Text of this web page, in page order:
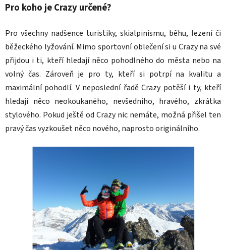
Pro koho je Crazy určené?
Pro všechny nadšence turistiky, skialpinismu, běhu, lezení či
běžeckého lyžování. Mimo sportovní oblečení si u Crazy na své
přijdou i ti, kteří hledají něco pohodlného do města nebo na
volný čas. Zároveň je pro ty, kteří si potrpí na kvalitu a
maximální pohodlí. V neposlední řadě Crazy potěší i ty, kteří
hledají něco neokoukaného, nevšedního, hravého, zkrátka
stylového. Pokud ještě od Crazy nic nemáte, možná přišel ten
pravý čas vyzkoušet něco nového, naprosto originálního.